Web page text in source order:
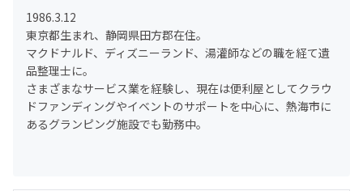
1986.3.12
東京都生まれ、静岡県田方郡在住。
マクドナルド、ディズニーランド、湯灌師などの職を経て遺
品整理士に。
さまざまなサービス業を経験し、現在は便利屋としてクラウ
ドファンディングやイベントのサポートを中心に、熱海市に
あるグランピング施設でも勤務中。